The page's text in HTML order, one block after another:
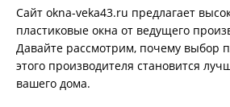
Сайт okna-veka43.ru предлагает
пластиковые окна от ведущего
Давайте рассмотрим, почему выбор
этого производителя становится
вашего дома.